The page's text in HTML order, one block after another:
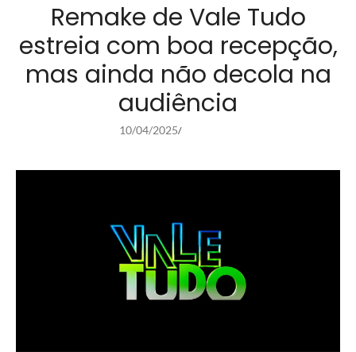
Remake de Vale Tudo
estreia com boa recepção,
mas ainda não decola na
audiência
10/04/2025/